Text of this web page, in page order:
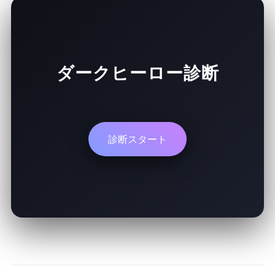
ダークヒーロー診断
診断スタート